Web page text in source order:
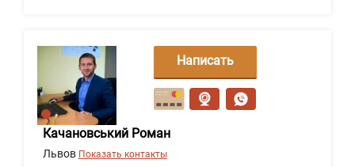
Качановський Роман
Львов Показать контакты
Написать
сообщение